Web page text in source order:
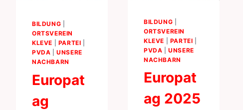
BILDUNG
ORTSVEREIN
KLEVE
PARTEI
PVDA |UNSERE
NACHBARN
Europat
ag
BILDUNG
ORTSVEREIN
KLEVE
PARTEI
PVDA |UNSERE
NACHBARN
Europat
ag 2025